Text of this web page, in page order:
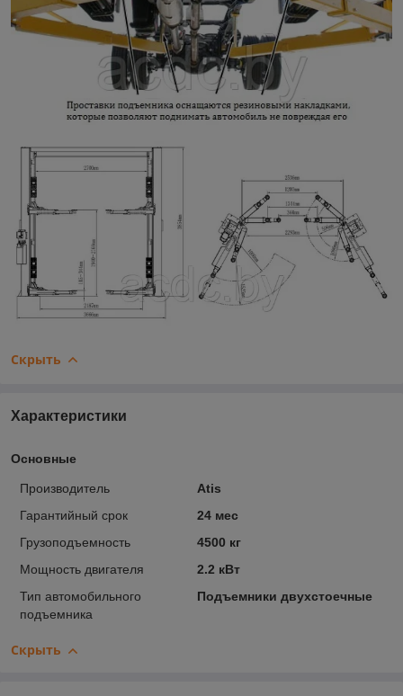
Скрыть
Характеристики
Основные
Производитель
Atis
Гарантийный срок
24 мес
Грузоподъемность
4500 кг
Мощность двигателя
2.2 кВт
Тип автомобильного
подъемника
Подъемники двухстоечные
Скрыть